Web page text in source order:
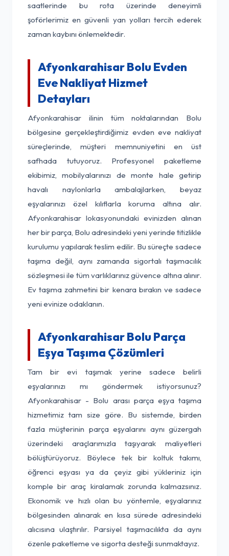
saatlerinde bu rota üzerinde deneyimli
şoförlerimiz en güvenli yan yolları tercih ederek
zaman kaybını önlemektedir.
Afyonkarahisar Bolu Evden
Eve Nakliyat Hizmet
Detayları
Afyonkarahisar ilinin tüm noktalarından Bolu
bölgesine gerçekleştirdiğimiz evden eve nakliyat
süreçlerinde, müşteri memnuniyetini en üst
safhada tutuyoruz. Profesyonel paketleme
ekibimiz, mobilyalarınızı de monte hale getirip
havalı naylonlarla ambalajlarken, beyaz
eşyalarınızı özel kılıflarla koruma altına alır.
Afyonkarahisar lokasyonundaki evinizden alınan
her bir parça, Bolu adresindeki yeni yerinde titizlikle
kurulumu yapılarak teslim edilir. Bu süreçte sadece
taşıma değil, aynı zamanda sigortalı taşımacılık
sözleşmesi ile tüm varlıklarınız güvence altına alınır.
Ev taşıma zahmetini bir kenara bırakın ve sadece
yeni evinize odaklanın.
Afyonkarahisar Bolu Parça
Eşya Taşıma Çözümleri
Tam bir evi taşımak yerine sadece belirli
eşyalarınızı mı göndermek istiyorsunuz?
Afyonkarahisar - Bolu arası parça eşya taşıma
hizmetimiz tam size göre. Bu sistemde, birden
fazla müşterinin parça eşyalarını aynı güzergah
üzerindeki araçlarımızla taşıyarak maliyetleri
bölüştürüyoruz. Böylece tek bir koltuk takımı,
öğrenci eşyası ya da çeyiz gibi yükleriniz için
komple bir araç kiralamak zorunda kalmazsınız.
Ekonomik ve hızlı olan bu yöntemle, eşyalarınız
bölgesinden alınarak en kısa sürede adresindeki
alıcısına ulaştırılır. Parsiyel taşımacılıkta da aynı
özenle paketleme ve sigorta desteği sunmaktayız.